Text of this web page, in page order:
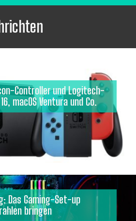
Controller und Logitech-
macOS Ventura und Co.
Das Gaming-Set-up
bringen